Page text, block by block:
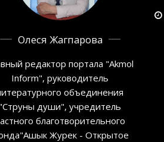
Олеся Жагпарова
редактор портала "Akmol
Inform", руководитель
объединения
"Струны души", учредитель
благотворительного
Журек - Открытое